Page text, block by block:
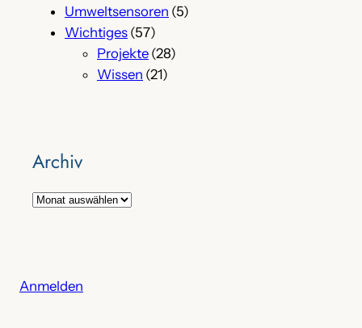
Umweltsensoren (5)
Wichtiges (57)
Projekte (28)
Wissen (21)
Archiv
A
i
Anmelden